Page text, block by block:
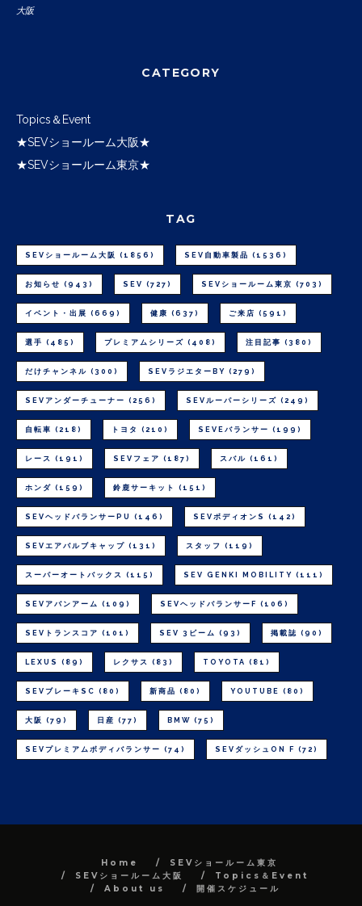
大阪
CATEGORY
Topics＆Event
★SEVショールーム大阪★
★SEVショールーム東京★
TAG
SEVショールーム大阪 (1856) SEV自動車製品 (1536)
お知らせ (943) SEV (727) SEVショールーム東京 (703)
イベント・出展 (669) 健康 (637) ご来店 (591)
選手 (485) プレミアムシリーズ (408) 注目記事 (380)
だけチャンネル (300) SEVラジエターBY (279)
SEVアンダーチューナー (256) SEVルーパーシリーズ (249)
自転車 (218) トヨタ (210) SEVEバランサー (199)
レース (191) SEVフェア (187) スバル (161)
ホンダ (159) 鈴鹿サーキット (151)
SEVヘッドバランサーPU (146) SEVボディオンS (142)
SEVエアバルブキャップ (131) スタッフ (119)
スーパーオートバックス (115) SEV GENKI MOBILITY (111)
SEVアバンアーム (109) SEVヘッドバランサーF (106)
SEVトランスコア (101) SEV 3ビーム (93) 掲載誌 (90)
LEXUS (89) レクサス (83) TOYOTA (81)
SEVブレーキSC (80) 新商品 (80) YOUTUBE (80)
大阪 (79) 日産 (77) BMW (75)
SEVプレミアムボディバランサー (74) SEVダッシュON F (72)
Home
SEVショールーム東京
SEVショールーム大阪
Topics＆Event
About us
開催スケジュール